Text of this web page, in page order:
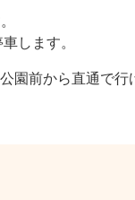
します。
前から直通で